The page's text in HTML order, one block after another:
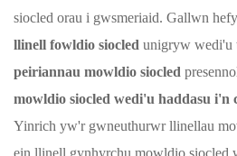
siocled orau i gwsmeriaid. Gallwn
llinell fowldio siocled unigryw wedi'u
peiriannau mowldio siocled
mowldio siocled wedi'u haddasu i'n
Yinrich yw'r gwneuthurwr llinellau